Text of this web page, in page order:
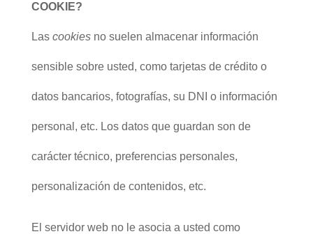
COOKIE?
Las cookiesno suelen almacenar información
sensible sobre usted, como tarjetas de crédito o
datos bancarios, fotografías, su DNI o información
personal, etc. Los datos que guardan son de
carácter técnico, preferencias personales,
personalización de contenidos, etc.
El servidor web no le asocia a usted como